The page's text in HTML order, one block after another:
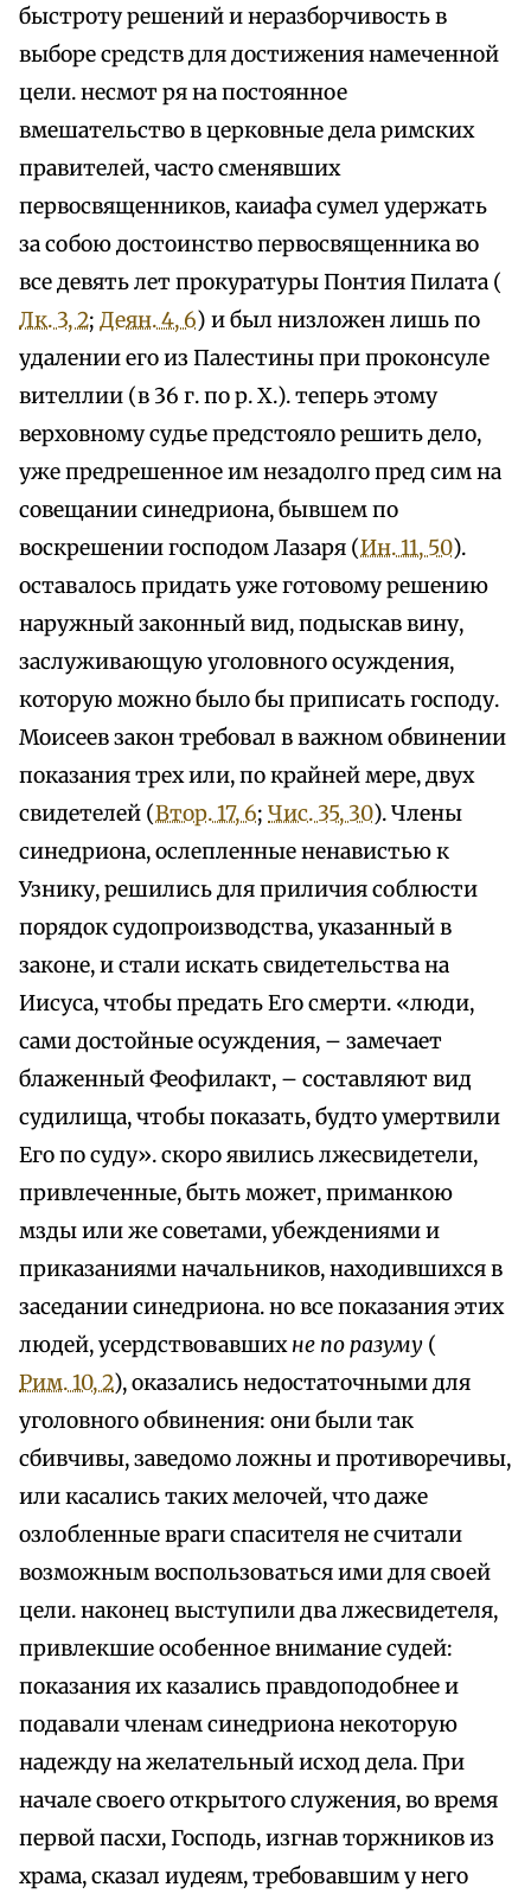
быстроту решений и неразборчивость в
выборе средств для достижения намеченной
цели. несмот ря на постоянное
вмешательство в церковные дела римских
правителей, часто сменявших
первосвященников, каиафа сумел удержать
за собою достоинство первосвященника во
все девять лет прокуратуры Понтия Пилата (
Лк. 3, 2; Деян. 4, 6) и был низложен лишь по
удалении его из Палестины при проконсуле
вителлии (в 36 г. по р. X.). теперь этому
верховному судье предстояло решить дело,
уже предрешенное им незадолго пред сим на
совещании синедриона, бывшем по
воскрешении господом Лазаря (Ин. 11, 50).
оставалось придать уже готовому решению
наружный законный вид, подыскав вину,
заслуживающую уголовного осуждения,
которую можно было бы приписать господу.
Моисеев закон требовал в важном обвинении
показания трех или, по крайней мере, двух
свидетелей (Втор. 17, 6; Чис. 35, 30). Члены
синедриона, ослепленные ненавистью к
Узнику, решились для приличия соблюсти
порядок судопроизводства, указанный в
законе, и стали искать свидетельства на
Иисуса, чтобы предать Его смерти. «люди,
сами достойные осуждения, – замечает
блаженный Феофилакт, – составляют вид
судилища, чтобы показать, будто умертвили
Его по суду». скоро явились лжесвидетели,
привлеченные, быть может, приманкою
мзды или же советами, убеждениями и
приказаниями начальников, находившихся в
заседании синедриона. но все показания этих
людей, усердствовавшихне по разуму (
Рим. 10, 2), оказались недостаточными для
уголовного обвинения: они были так
сбивчивы, заведомо ложны и противоречивы,
или касались таких мелочей, что даже
озлобленные враги спасителя не считали
возможным воспользоваться ими для своей
цели. наконец выступили два лжесвидетеля,
привлекшие особенное внимание судей:
показания их казались правдоподобнее и
подавали членам синедриона некоторую
надежду на желательный исход дела. При
начале своего открытого служения, во время
первой пасхи, Господь, изгнав торжников из
храма, сказал иудеям, требовавшим у него